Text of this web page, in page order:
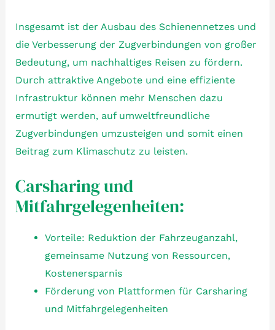
Insgesamt ist der Ausbau des Schienennetzes und
die Verbesserung der Zugverbindungen von großer
Bedeutung, um nachhaltiges Reisen zu fördern.
Durch attraktive Angebote und eine effiziente
Infrastruktur können mehr Menschen dazu
ermutigt werden, auf umweltfreundliche
Zugverbindungen umzusteigen und somit einen
Beitrag zum Klimaschutz zu leisten.
Carsharing und
Mitfahrgelegenheiten:
Vorteile: Reduktion der Fahrzeuganzahl,
gemeinsame Nutzung von Ressourcen,
Kostenersparnis
Förderung von Plattformen für Carsharing
und Mitfahrgelegenheiten